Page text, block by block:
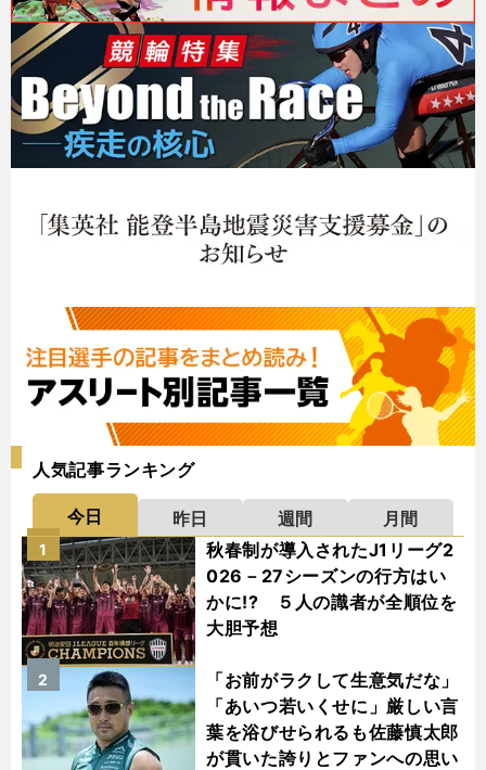
人気記事ランキング
今日 昨日 週間
月間
秋春制が導入されたJ1リーグ2
026－27シーズンの行方はい
かに!? ５人の識者が全順位を
大胆予想
1
「お前がラクして生意気だな」
「あいつ若いくせに」厳しい言
葉を浴びせられるも佐藤慎太郎
が貫いた誇りとファンへの思い
2